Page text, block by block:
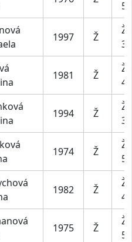
1997 Ž
1981 Ž
1994 Ž
1974 Ž
1982 Ž
1975 Ž